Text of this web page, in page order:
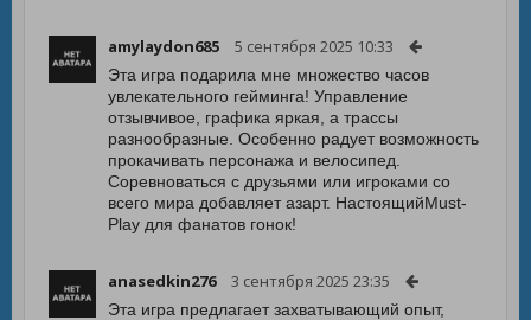
amylaydon685 5 сентября 2025 10:33
Эта игра подарила мне множество часов
увлекательного гейминга! Управление
отзывчивое, графика яркая, а трассы
разнообразные. Особенно радует возможность
прокачивать персонажа и велосипед.
Соревноваться с друзьями или игроками со
всего мира добавляет азарт. НастоящийMust-
Play для фанатов гонок!
anasedkin276 3 сентября 2025 23:35
Эта игра предлагает захватывающий опыт,